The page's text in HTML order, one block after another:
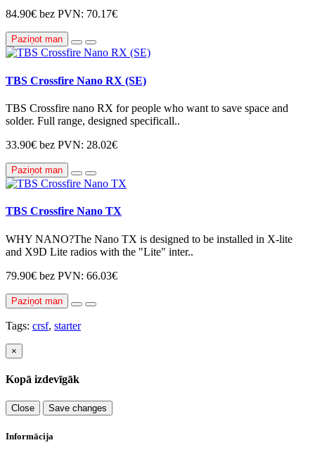
84.90€ bez PVN: 70.17€
Paziņot man
TBS Crossfire Nano RX (SE)
TBS Crossfire nano RX for people who want to save space and
solder. Full range, designed specificall..
33.90€ bez PVN: 28.02€
Paziņot man
TBS Crossfire Nano TX
WHY NANO?The Nano TX is designed to be installed in X-lite
and X9D Lite radios with the "Lite" inter..
79.90€ bez PVN: 66.03€
Paziņot man
Tags: crsf, starter
×
Kopā izdevīgāk
Close Save changes
Informācija